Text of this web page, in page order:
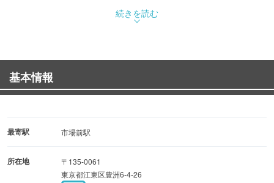
ケーションで楽しめます。季節ごとに変わる旬の野菜や海
鮮を使ったメニューや​オリジナルドリンクも人気です。屋
水辺の心地よい風を感じながらステキなひとときを過ごせ
ます。
のコンテンツからDJ・音楽イベント、ビールフェスや日本
ので、開催に合わせて立ち寄るのもオススメです。
続きを読む
基本情報
最寄駅 市場前駅
所在地
〒135-0061
東京都江東区豊洲6-4-26